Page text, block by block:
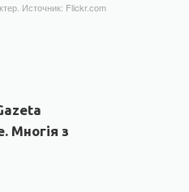
Источник: Flickr.com
Многія з